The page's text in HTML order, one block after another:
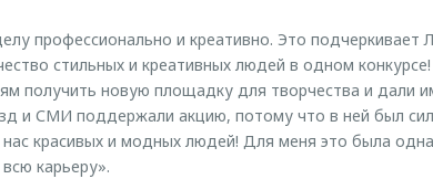
профессионально и креативно. Это подчеркивает
стильных и креативных людей в одном
получить новую площадку для творчества и дали
и СМИ поддержали акцию, потому что в ней был
красивых и модных людей! Для меня это была
карьеру».